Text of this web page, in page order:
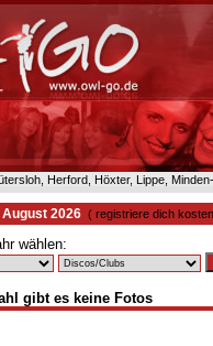
Herford, Höxter, Lippe,
August 2026 ( registriere dich
wählen:
gibt es keine Fotos